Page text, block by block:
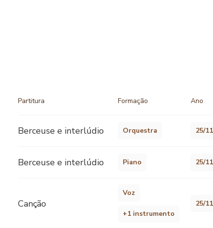
Partitura Formação Ano
Berceuse e interlúdio Orquestra 25/
Berceuse e interlúdio Piano 25/
Canção
Voz
+1 instrumento
25/